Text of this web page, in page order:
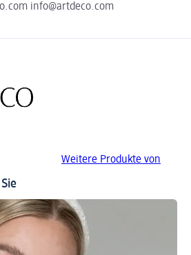
info@artdeco.com
Weitere Produkte von